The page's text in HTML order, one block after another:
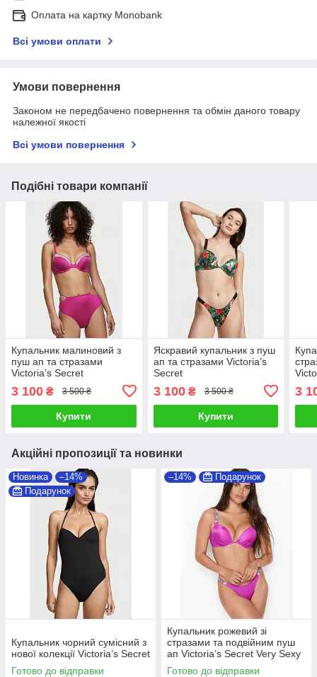
Оплата на картку Monobank
Всі умови оплати
Умови повернення
Законом не передбачено повернення та обмін даного товару
належної якості
Всі умови повернення
Подібні товари компанії
Купальник малиновий з
пуш ап та стразами
Victoria’s Secret
3 100 ₴ 3 500 ₴
Купити
Яскравий купальник з пуш
ап та стразами Victoria’s
Secret
3 100₴ 3 500 ₴
Купити
3
Акційні пропозиції та новинки
Новинка
–14%
Подарунок
Купальник чорний сумісний з
нової колекції Victoria’s Secret
Готово до відправки
–14% Подарунок
Купальник рожевий зі
стразами та подвійним пуш
ап Victoria’s Secret Very Sexy
Logo Shine Strap
Готово до відправки